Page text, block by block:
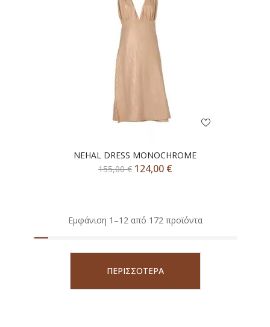
NEHAL DRESS MONOCHROME
155,00€ 124,00 €
Εμφάνιση 1–12 από 172 προϊόντα
ΠΕΡΙΣΣΟΤΕΡΑ